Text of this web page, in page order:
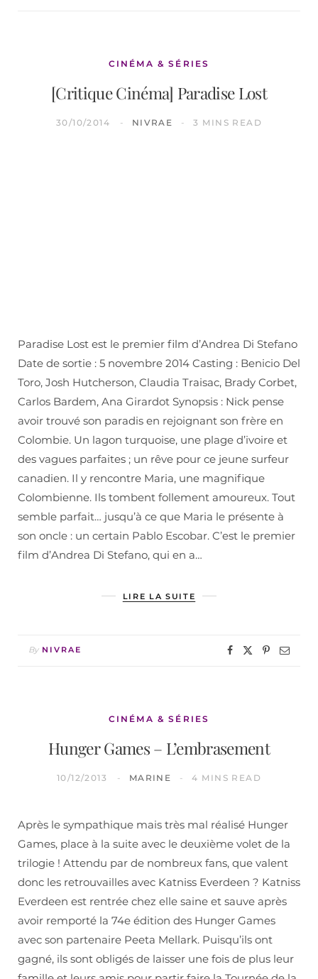
CINÉMA & SÉRIES
[Critique Cinéma] Paradise Lost
30/10/2014 NIVRAE 3 MINS READ
Paradise Lost est le premier film d’Andrea Di Stefano
Date de sortie : 5 novembre 2014 Casting : Benicio Del
Toro, Josh Hutcherson, Claudia Traisac, Brady Corbet,
Carlos Bardem, Ana Girardot Synopsis : Nick pense
avoir trouvé son paradis en rejoignant son frère en
Colombie. Un lagon turquoise, une plage d’ivoire et
des vagues parfaites ; un rêve pour ce jeune surfeur
canadien. Il y rencontre Maria, une magnifique
Colombienne. Ils tombent follement amoureux. Tout
semble parfait… jusqu’à ce que Maria le présente à
son oncle : un certain Pablo Escobar. C’est le premier
film d’Andrea Di Stefano, qui en a…
LIRE LA SUITE
By NIVRAE
CINÉMA & SÉRIES
Hunger Games – L’embrasement
10/12/2013 MARINE 4 MINS READ
Après le sympathique mais très mal réalisé Hunger
Games, place à la suite avec le deuxième volet de la
trilogie ! Attendu par de nombreux fans, que valent
donc les retrouvailles avec Katniss Everdeen ? Katniss
Everdeen est rentrée chez elle saine et sauve après
avoir remporté la 74e édition des Hunger Games
avec son partenaire Peeta Mellark. Puisqu’ils ont
gagné, ils sont obligés de laisser une fois de plus leur